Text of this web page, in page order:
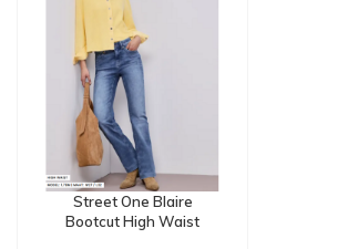
Street One Blaire
Bootcut High Waist